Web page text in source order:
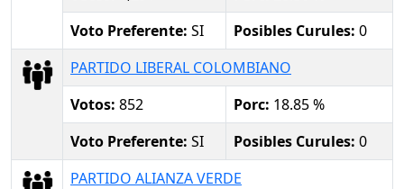
Voto Preferente: SI Posibles Curules: 0
PARTIDO LIBERAL COLOMBIANO
Votos: 852 Porc: 18.85 %
Voto Preferente: SI Posibles Curules: 0
PARTIDO ALIANZA VERDE